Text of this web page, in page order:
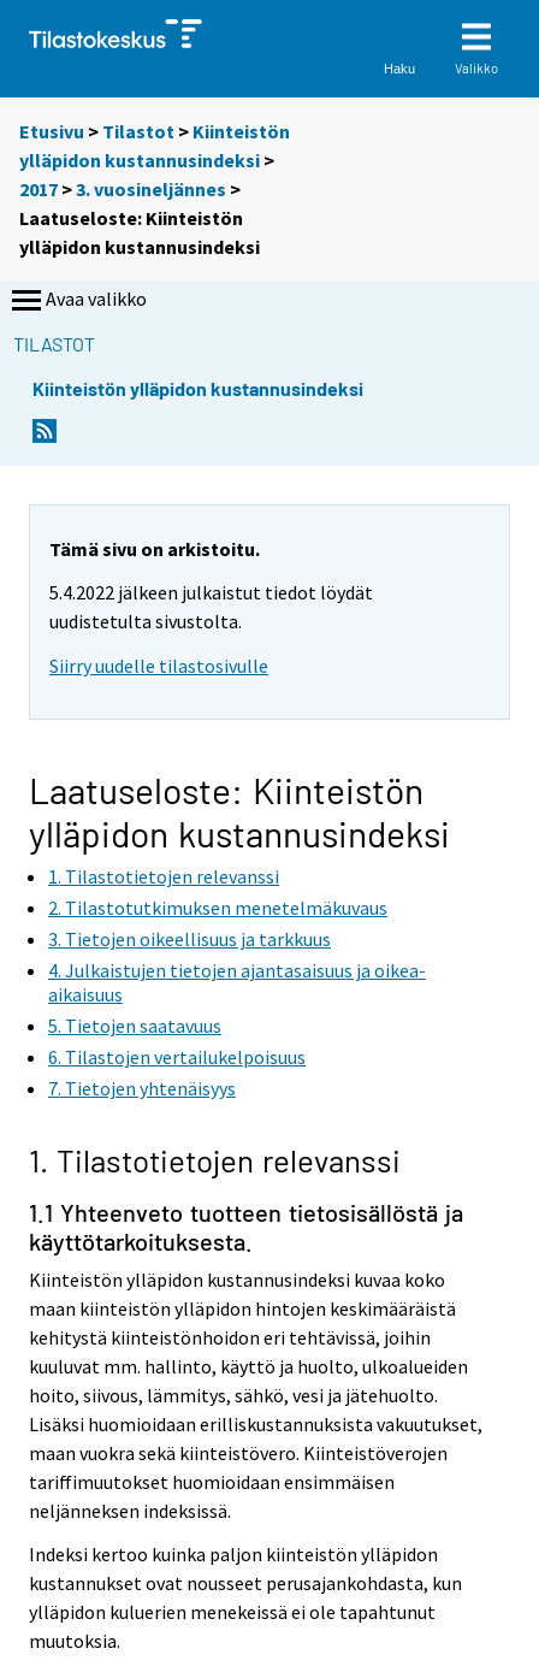
Haku Valikko
Etusivu > Tilastot > Kiinteistön
ylläpidon kustannusindeksi >
2017 >3. vuosineljännes >
Laatuseloste: Kiinteistön
ylläpidon kustannusindeksi
Avaa valikko
TILASTOT
Kiinteistön ylläpidon kustannusindeksi
Tämä sivu on arkistoitu.
5.4.2022 jälkeen julkaistut tiedot löydät
uudistetulta sivustolta.
Siirry uudelle tilastosivulle
Laatuseloste: Kiinteistön
ylläpidon kustannusindeksi
1. Tilastotietojen relevanssi
2. Tilastotutkimuksen menetelmäkuvaus
3. Tietojen oikeellisuus ja tarkkuus
4. Julkaistujen tietojen ajantasaisuus ja oikea-
aikaisuus
5. Tietojen saatavuus
6. Tilastojen vertailukelpoisuus
7. Tietojen yhtenäisyys
1. Tilastotietojen relevanssi
1.1 Yhteenveto tuotteen tietosisällöstä ja
käyttötarkoituksesta.
Kiinteistön ylläpidon kustannusindeksi kuvaa koko
maan kiinteistön ylläpidon hintojen keskimääräistä
kehitystä kiinteistönhoidon eri tehtävissä, joihin
kuuluvat mm. hallinto, käyttö ja huolto, ulkoalueiden
hoito, siivous, lämmitys, sähkö, vesi ja jätehuolto.
Lisäksi huomioidaan erilliskustannuksista vakuutukset,
maan vuokra sekä kiinteistövero. Kiinteistöverojen
tariffimuutokset huomioidaan ensimmäisen
neljänneksen indeksissä.
Indeksi kertoo kuinka paljon kiinteistön ylläpidon
kustannukset ovat nousseet perusajankohdasta, kun
ylläpidon kuluerien menekeissä ei ole tapahtunut
muutoksia.